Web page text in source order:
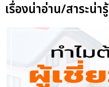
เรื่องน่าอ่าน/สาระน่ารู้